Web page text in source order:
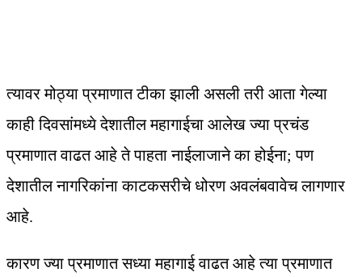
त्यावर मोठ्या प्रमाणात टीका झाली असली तरी आता गेल्या
काही दिवसांमध्ये देशातील महागाईचा आलेख ज्या प्रचंड
प्रमाणात वाढत आहे ते पाहता नाईलाजाने का होईना; पण
देशातील नागरिकांना काटकसरीचे धोरण अवलंबवावेच लागणार
आहे.
कारण ज्या प्रमाणात सध्या महागाई वाढत आहे त्या प्रमाणात